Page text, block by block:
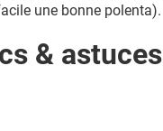
une bonne polenta).
& astuces